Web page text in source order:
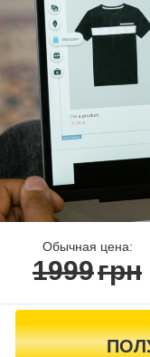
Обычная цена:
1999грн